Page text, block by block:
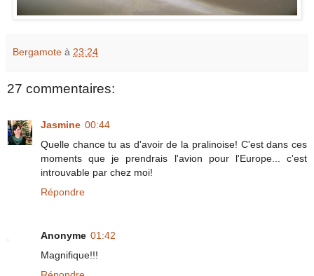
Bergamote à 23:24
27 commentaires:
Jasmine 00:44
Quelle chance tu as d'avoir de la pralinoise! C'est dans ces
moments que je prendrais l'avion pour l'Europe... c'est
introuvable par chez moi!
Répondre
Anonyme 01:42
Magnifique!!!